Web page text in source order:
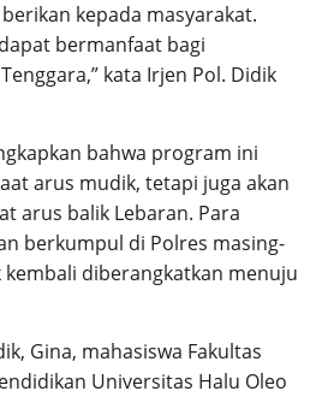
kepada masyarakat.
bermanfaat bagi
kata Irjen Pol. Didik
bahwa program ini
arus mudik, tetapi juga akan
arus balik Lebaran. Para
berkumpul di Polres masing-
diberangkatkan menuju
Gina, mahasiswa Fakultas
Universitas Halu Oleo